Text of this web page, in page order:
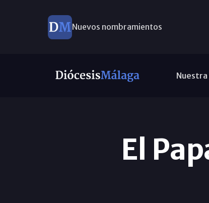
Nuevos nombramientos
Nuestra
El